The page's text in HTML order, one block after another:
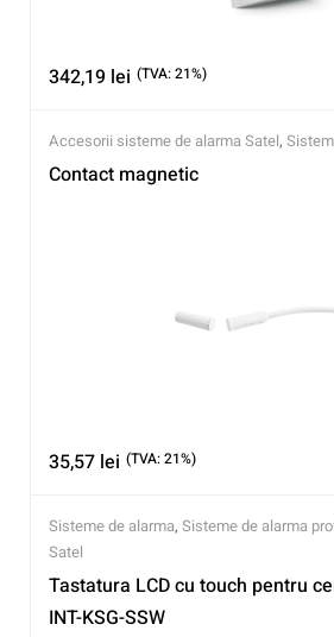
342,19 lei (TVA: 21%)
Accesorii sisteme de alarma Satel,
Contact magnetic
35,57 lei (TVA: 21%)
Sisteme de alarma, Sisteme de alarma
Satel
Tastatura LCD cu touch pentru
INT-KSG-SSW